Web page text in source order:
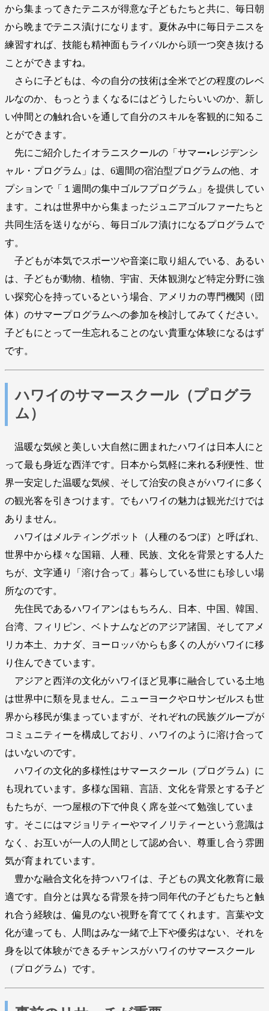
から集まってきたテニスが得意な子どもたちと共に、毎日朝
から晩までテニス漬けになります。夏休み中に毎日テニスを
練習すれば、技能も精神面もライバルから頭一つ突き抜ける
ことができますね。
さらに子どもは、今の自分の技術は全米でどの程度のレベ
ルなのか、もっとうまくなるにはどうしたらいいのか、新し
い仲間との触れ合いを通して自分のスキルを客観的に知るこ
とができます。
先にご紹介したイオラニスクールの「サマー•レジデンシ
ャル・プログラム」は、6週間の宿泊型プログラムの他、オ
プションで「１週間の集中ゴルフプログラム」を提供してい
ます。これは世界中から集まったジュニアゴルファーたちと
共同生活を送りながら、毎日ゴルフ漬けになるプログラムで
す。
子どもが本気でスポーツや音楽に取り組んでいる、あるい
は、子どもが動物、植物、宇宙、天体観測など特定分野に強
い探究心を持っているという場合、アメリカの専門機関（団
体）のサマープログラムへの参加を検討してみてください。
子どもにとって一生忘れることのない貴重な体験になるはず
です。
ハワイのサマースクール（プログラ
ム）
温暖な気候と美しい大自然に囲まれたハワイは日本人にと
って最も身近な西洋です。日本から気軽に来れる利便性、世
界一安定した温暖な気候、そして治安の良さがハワイに多く
の観光客を引きつけます。でもハワイの魅力は観光だけでは
ありません。
ハワイはメルティングポット（人種のるつぼ）と呼ばれ、
世界中から様々な国籍、人種、民族、文化を背景とする人た
ちが、文字通り「溶け合って」暮らしている世にも珍しい場
所なのです。
先住民であるハワイアンはもちろん、日本、中国、韓国、
台湾、フィリピン、ベトナムなどのアジア諸国、そしてアメ
リカ本土、カナダ、ヨーロッパからも多くの人がハワイに移
り住んできています。
アジアと西洋の文化がハワイほど見事に融合している土地
は世界中に類を見ません。ニューヨークやロサンゼルスも世
界から移民が集まっていますが、それぞれの民族グループが
コミュニティーを構成しており、ハワイのように溶け合って
はいないのです。
ハワイの文化的多様性はサマースクール（プログラム）に
も現れています。多様な国籍、言語、文化を背景とする子ど
もたちが、一つ屋根の下で仲良く席を並べて勉強していま
す。そこにはマジョリティーやマイノリティーという意識は
なく、お互いが一人の人間として認め合い、尊重し合う雰囲
気が育まれています。
豊かな融合文化を持つハワイは、子どもの異文化教育に最
適です。自分とは異なる背景を持つ同年代の子どもたちと触
れ合う経験は、偏見のない視野を育ててくれます。言葉や文
化が違っても、人間はみな一緒で上下や優劣はない、それを
身を以て体験ができるチャンスがハワイのサマースクール
（プログラム）です。